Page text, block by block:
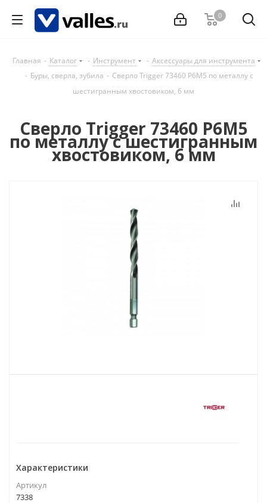
0
Главная - Каталог - Инструмент - Аксессуары для инструмента
- Буры, сверла, зубила - Сверло Trigger 73460 Р6М5 по металлу с
шестигранным хвостовиком, 6 мм
Сверло Trigger 73460 Р6М5
по металлу с шестигранным
хвостовиком, 6 мм
Характеристики
Артикул
7338